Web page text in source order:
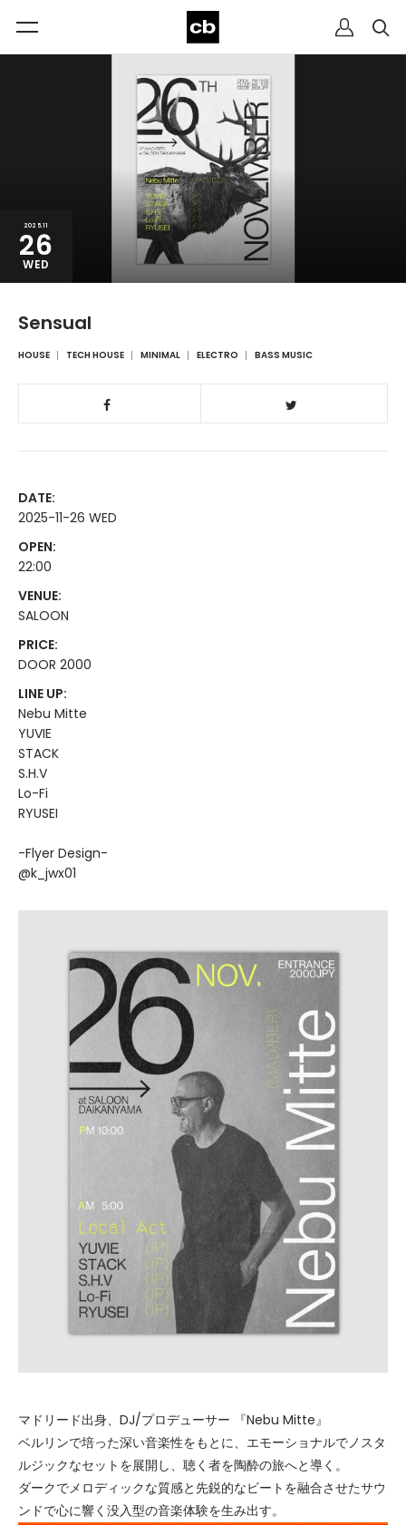
2025.11
26
WED
Sensual
HOUSE TECH HOUSE MINIMAL ELECTRO BASS MUSIC
DATE:
2025-11-26 WED
OPEN:
22:00
VENUE:
SALOON
PRICE:
DOOR 2000
LINE UP:
Nebu Mitte
YUVIE
STACK
S.H.V
Lo-Fi
RYUSEI
-Flyer Design-
@k_jwx01
マドリード出身、DJ/プロデューサー 『Nebu Mitte』
ベルリンで培った深い音楽性をもとに、エモーショナルでノスタ
ルジックなセットを展開し、聴く者を陶酔の旅へと導く。
ダークでメロディックな質感と先鋭的なビートを融合させたサウ
ンドで心に響く没入型の音楽体験を生み出す。